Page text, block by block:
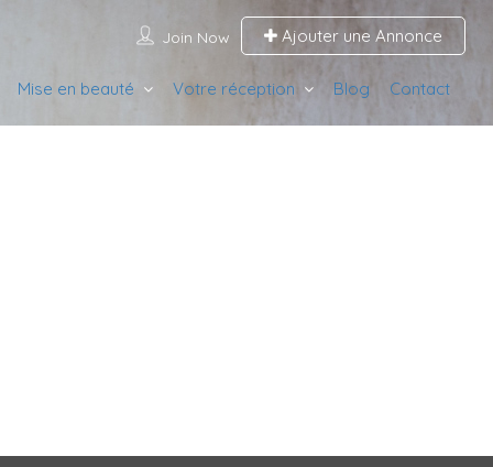
Join Now Ajouter une Annonce
Mise en beauté Votre réception Blog Contact